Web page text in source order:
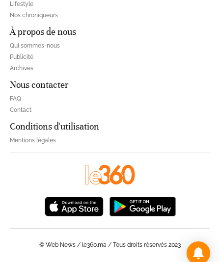
Lifestyle
Nos chroniqueurs
À propos de nous
Qui sommes-nous
Publicité
Archives
Nous contacter
FAQ
Contact
Conditions d'utilisation
Mentions légales
© Web News / le360.ma / Tous droits réservés 2023